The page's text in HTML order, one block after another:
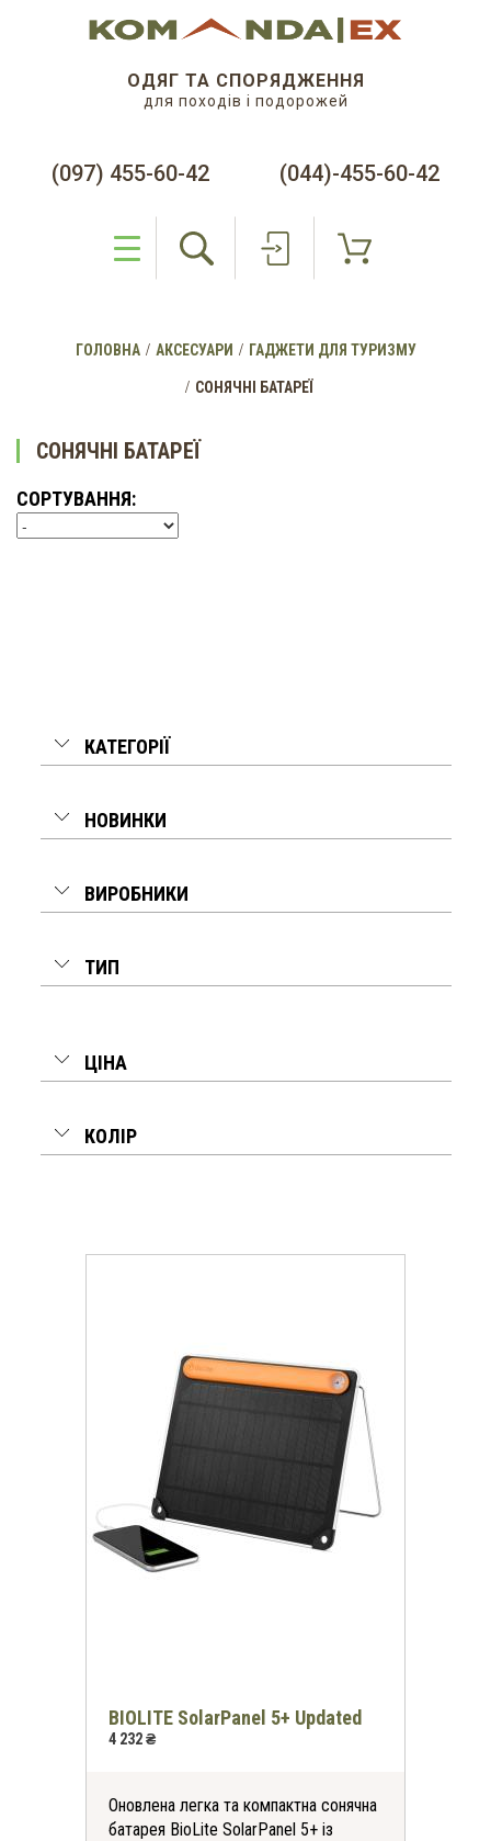
ОДЯГ ТА СПОРЯДЖЕННЯ
для походів і подорожей
(097) 455-60-42 (044)-455-60-42
ГОЛОВНА АКСЕСУАРИ ГАДЖЕТИ ДЛЯ ТУРИЗМУ
СОНЯЧНІ БАТАРЕЇ
СОНЯЧНІ БАТАРЕЇ
СОРТУВАННЯ:
КАТЕГОРІЇ
НОВИНКИ
ВИРОБНИКИ
ТИП
ЦІНА
КОЛІР
BIOLITE SolarPanel 5+ Updated
4 232 ₴
Оновлена ​​легка та компактна сонячна
батарея BioLite SolarPanel 5+ із